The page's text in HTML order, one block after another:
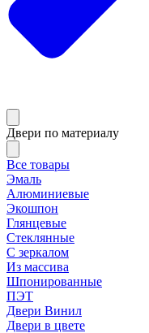
Двери по материалу
Все товары
Эмаль
Алюминиевые
Экошпон
Глянцевые
Стеклянные
С зеркалом
Из массива
Шпонированные
ПЭТ
Двери Винил
Двери в цвете